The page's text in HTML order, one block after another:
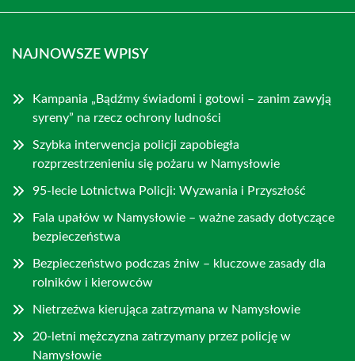
NAJNOWSZE WPISY
Kampania „Bądźmy świadomi i gotowi – zanim zawyją
syreny” na rzecz ochrony ludności
Szybka interwencja policji zapobiegła
rozprzestrzenieniu się pożaru w Namysłowie
95-lecie Lotnictwa Policji: Wyzwania i Przyszłość
Fala upałów w Namysłowie – ważne zasady dotyczące
bezpieczeństwa
Bezpieczeństwo podczas żniw – kluczowe zasady dla
rolników i kierowców
Nietrzeźwa kierująca zatrzymana w Namysłowie
20-letni mężczyzna zatrzymany przez policję w
Namysłowie